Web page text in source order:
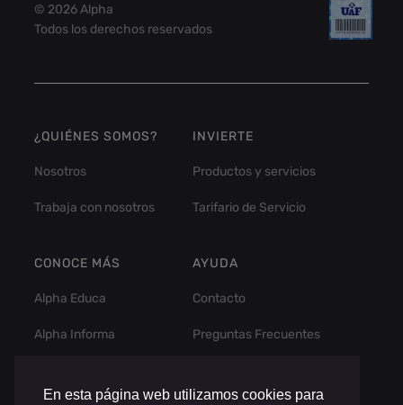
En esta página web utilizamos cookies para
© 2026 Alpha
Todos los derechos reservados
¿QUIÉNES SOMOS?
Nosotros
Trabaja con nosotros
INVIERTE
Productos y servicios
Tarifario de Servicio
CONOCE MÁS
Alpha Educa
Alpha Informa
AYUDA
Contacto
Preguntas Frecuentes